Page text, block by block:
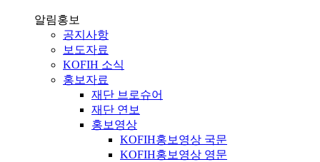
알림홍보
공지사항
보도자료
KOFIH 소식
홍보자료
재단 브로슈어
재단 연보
홍보영상
KOFIH홍보영상 국문
KOFIH홍보영상 영문